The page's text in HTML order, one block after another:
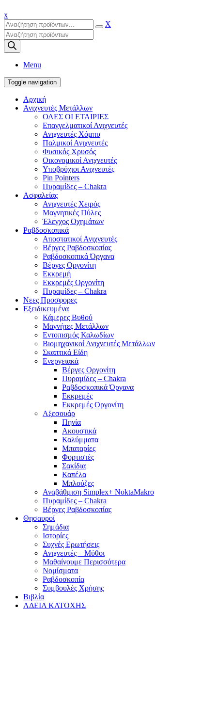
x
X
Products
search
Menu
Toggle navigation
Αρχική
Ανιχνευτές Μετάλλων
ΟΛΕΣ ΟΙ ΕΤΑΙΡΙΕΣ
Επαγγελματικοί Ανιχνευτές
Ανιχνευτές Χόμπυ
Παλμικοί Ανιχνευτές
Φυσικός Χρυσός
Οικονομικοί Ανιχνευτές
Υποβρύχιοι Ανιχνευτές
Pin Pointers
Πυραμίδες – Chakra
Ασφαλείας
Ανιχνευτές Χειρός
Μαγνητικές Πύλες
Έλεγχος Οχημάτων
Ραβδοσκοπικά
Αποστατικοί Ανιχνευτές
Βέργες Ραβδοσκοπίας
Ραβδοσκοπικά Όργανα
Βέργες Οργονίτη
Εκκρεμή
Εκκρεμές Οργονίτη
Πυραμίδες – Chakra
Νεες Προσφορες
Εξειδικευμένα
Κάμερες Βυθού
Μαγνήτες Μετάλλων
Εντοπισμός Καλωδίων
Βιομηχανικοί Ανιχνευτές Μετάλλων
Σκαπτικά Είδη
Ενεργειακά
Βέργες Οργονίτη
Πυραμίδες – Chakra
Ραβδοσκοπικά Όργανα
Εκκρεμές
Εκκρεμές Οργονίτη
Αξεσουάρ
Πηνία
Ακουστικά
Καλύμματα
Μπαταρίες
Φορτιστές
Σακίδια
Καπέλα
Μπλούζες
Αναβάθμιση Simplex+ NoktaMakro
Πυραμίδες – Chakra
Βέργες Ραβδοσκοπίας
Θησαυροί
Σημάδια
Ιστορίες
Συχνές Ερωτήσεις
Ανιχνευτές – Μύθοι
Μαθαίνουμε Περισσότερα
Νομίσματα
Ραβδοσκοπία
Συμβουλές Χρήσης
Βιβλία
ΑΔΕΙΑ ΚΑΤΟΧΗΣ